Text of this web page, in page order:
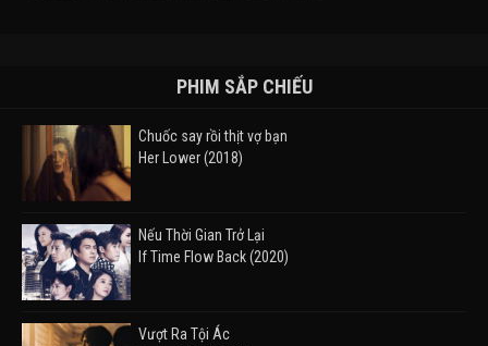
PHIM SẮP CHIẾU
Chuốc say rồi thịt vợ bạn
Her Lower (2018)
Nếu Thời Gian Trở Lại
If Time Flow Back (2020)
Vượt Ra Tội Ác